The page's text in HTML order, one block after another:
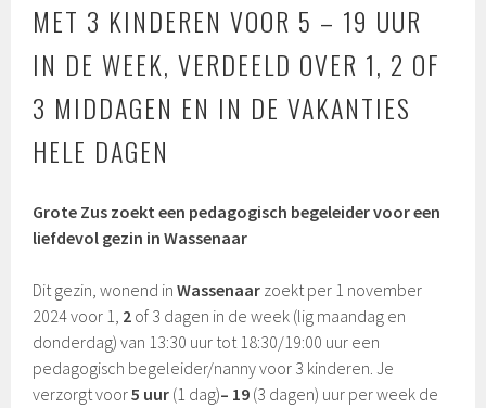
MET 3 KINDEREN VOOR 5 – 19 UUR
IN DE WEEK, VERDEELD OVER 1, 2 OF
3 MIDDAGEN EN IN DE VAKANTIES
HELE DAGEN
Grote Zus zoekt een pedagogisch begeleider voor een
liefdevol gezin in Wassenaar
Dit gezin, wonend inWassenaar zoekt per 1 november
2024 voor 1, 2 of 3 dagen in de week (lig maandag en
donderdag) van 13:30 uur tot 18:30/19:00 uur een
pedagogisch begeleider/nanny voor 3 kinderen. Je
verzorgt voor5 uur (1 dag)– 19 (3 dagen) uur per week de